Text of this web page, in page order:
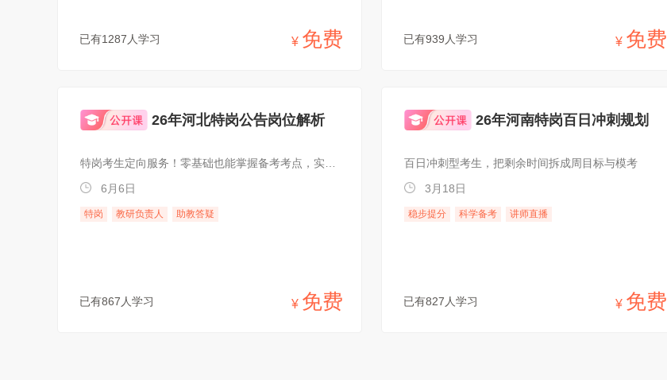
已有1287人学习 ¥ 免费 已有939人学习 ¥ 免费
26年河北特岗公告岗位解析
6月6日
特岗 教研负责人 助教答疑
已有867人学习 ¥ 免费
26年河南特岗百日冲刺规划
百日冲刺型考生，把剩余时间拆成周目标与模考
3月18日
稳步提分 科学备考 讲师直播
已有827人学习 ¥ 免费